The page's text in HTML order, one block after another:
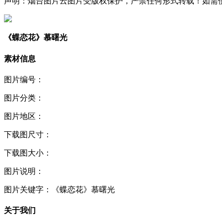
《蝶恋花》慕曙光
素材信息
图片编号：
图片分类：
图片地区：
下载图尺寸：
下载图大小：
图片说明：
图片关键字： 《蝶恋花》慕曙光
关于我们